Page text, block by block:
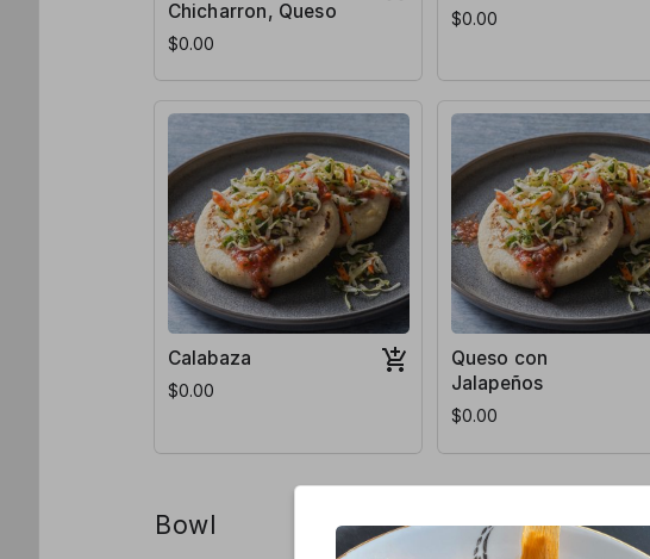
Chicharron, Queso
$0.00
$0.00
Calabaza
$0.00
Queso con
Jalapeños
$0.00
Bowl